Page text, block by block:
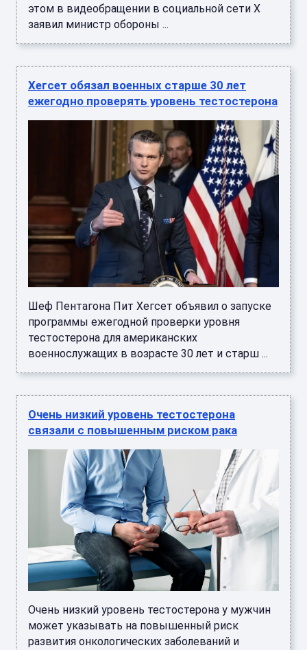
этом в видеобращении в социальной сети X
заявил министр обороны ...
Хегсет обязал военных старше 30 лет
ежегодно проверять уровень тестостерона
Шеф Пентагона Пит Хегсет объявил о запуске
программы ежегодной проверки уровня
тестостерона для американских
военнослужащих в возрасте 30 лет и старш ...
Очень низкий уровень тестостерона
связали с повышенным риском рака
Очень низкий уровень тестостерона у мужчин
может указывать на повышенный риск
развития онкологических заболеваний и